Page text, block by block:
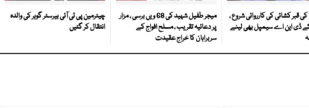
قبر کشائی کی کارروائی شروع ،
ڈی این اے سیمپل بھی لینے
میجر طفیل شہید کی 68 ویں برسی ، مزار
پر دعائیہ تقریب ، مسلح افواج کے
سربراہان کا خراج عقیدت
چیئرمین پی ٹی آئی بیرسٹر گوہر کی والدہ
انتقال کر گئیں